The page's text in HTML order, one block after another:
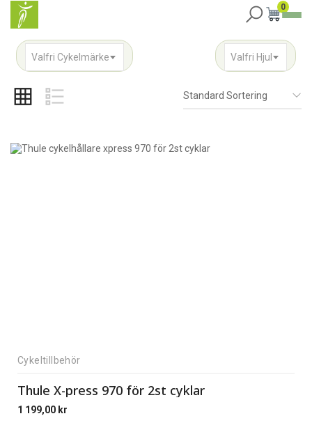
0
Valfri Cykelmärke Valfri Hjul
Standard Sortering
Cykeltillbehör
Thule X-press 970 för 2st cyklar
1 199,00 kr